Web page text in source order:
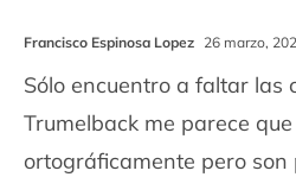
Francisco Espinosa Lopez 26 marzo,
Sólo encuentro a faltar las
Trumelback me parece
ortográficamente pero son